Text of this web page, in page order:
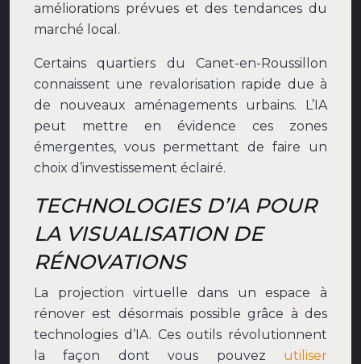
améliorations prévues et des tendances du
marché local.
Certains quartiers du Canet-en-Roussillon
connaissent une revalorisation rapide due à
de nouveaux aménagements urbains. L’IA
peut mettre en évidence ces zones
émergentes, vous permettant de faire un
choix d’investissement éclairé.
TECHNOLOGIES D’IA POUR
LA VISUALISATION DE
RÉNOVATIONS
La projection virtuelle dans un espace à
rénover est désormais possible grâce à des
technologies d’IA. Ces outils révolutionnent
la façon dont vous pouvez utiliser